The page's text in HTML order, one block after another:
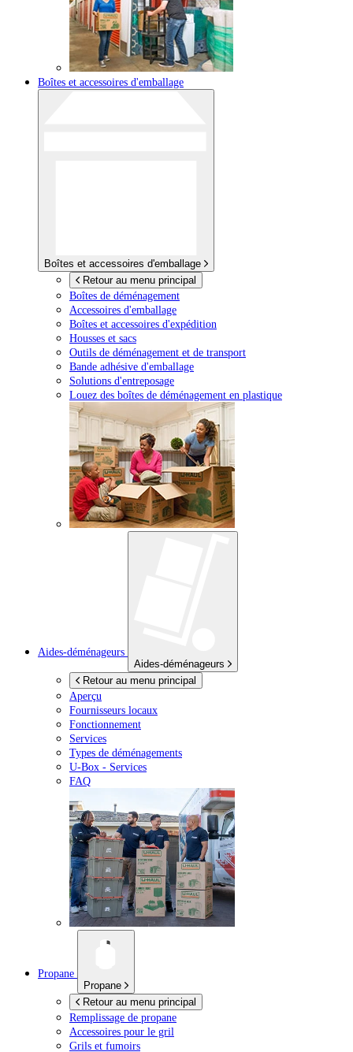
Boîtes et accessoires d'emballage
Boîtes et accessoires d'emballage
Retour au menu principal
Boîtes de déménagement
Accessoires d'emballage
Boîtes et accessoires d'expédition
Housses et sacs
Outils de déménagement et de transport
Bande adhésive d'emballage
Solutions d'entreposage
Louez des boîtes de déménagement en plastique
Aides-déménageurs
Aides-déménageurs
Retour au menu principal
Aperçu
Fournisseurs locaux
Fonctionnement
Services
Types de déménagements
U-Box - Services
FAQ
Propane
Propane
Retour au menu principal
Remplissage de propane
Accessoires pour le gril
Grils et fumoirs